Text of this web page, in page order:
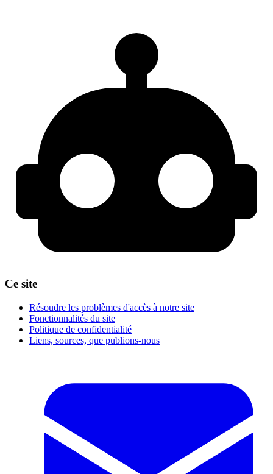
Ce site
Résoudre les problèmes d'accès à notre site
Fonctionnalités du site
Politique de confidentialité
Liens, sources, que publions-nous